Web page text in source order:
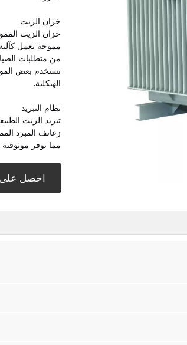
خزان الزيت
خزان الزيت
مموجة تعمل
من متطلبات
تستخدم بعض
الهيكلية.
نظام التبريد
زعانف المبرد
مما يوفر
احصل